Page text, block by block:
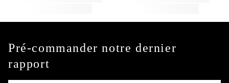
Pré-commander notre dernier
rapport